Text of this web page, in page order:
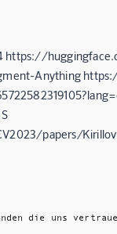
Anything
papers/
die uns